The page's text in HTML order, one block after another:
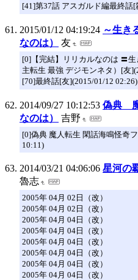
[41]第37話 アスガルド編最終話
2015/01/12 04:19:24 ～生き
なのは）
友
[0]【完結】リリカルなのは 〓
主転生 最強 デジモンネタ）[友
[70]最終話[友](2015/01/12 02:26)
2014/09/27 10:12:53 偽典
なのは）
吉野
[0]偽典 魔人転生 閑話海鳴怪奇
10:11)
2014/03/21 04:06:06 星河の
魯志
2005年 04月 02日（改）
2005年 04月 02日（改）
2005年 04月 04日（改）
2005年 04月 04日（改）
2005年 04月 04日（改）
2005年 04月 04日（改）
2005年 04月 04日（改）
2005年 04月 04日（改）